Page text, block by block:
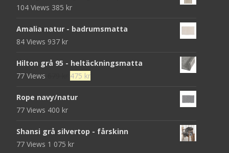
104 Views 385 kr
Amalia natur - badrumsmatta
84 Views 937 kr
Hilton grå 95 - heltäckningsmatta
77 Views
Det
priset
475 krDet
475 kr.
Rope navy/natur
77 Views 400 kr
Shansi grå silvertop - fårskinn
77 Views 1 075 kr